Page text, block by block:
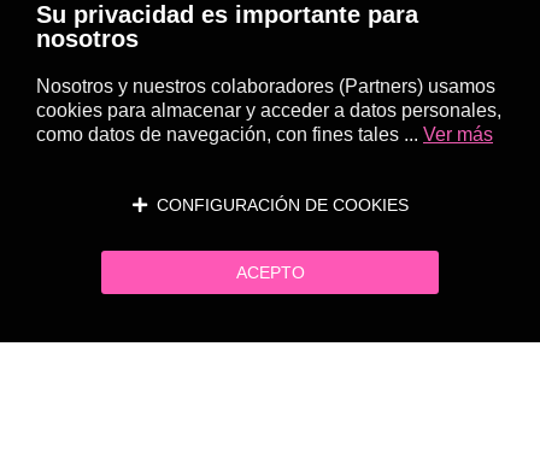
Su privacidad es importante para
nosotros
Nosotros y nuestros colaboradores (Partners) usamos
cookies para almacenar y acceder a datos personales,
como datos de navegación, con fines tales ... Ver más
CONFIGURACIÓN DE COOKIES
ACEPTO